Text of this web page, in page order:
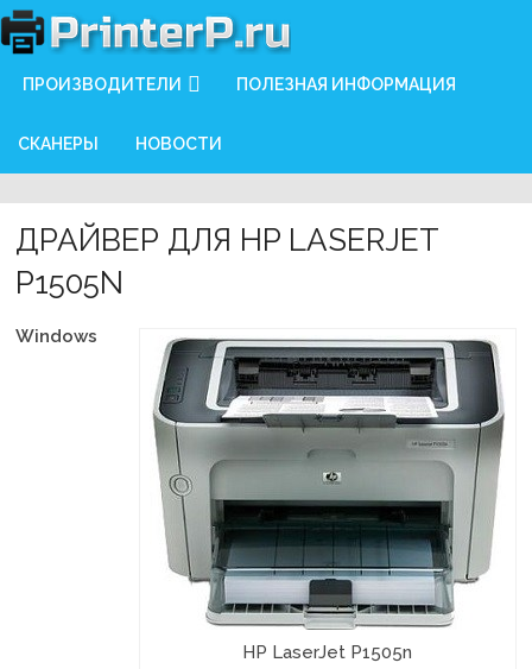
ПРОИЗВОДИТЕЛИ ПОЛЕЗНАЯ ИНФОРМАЦИЯ
СКАНЕРЫ НОВОСТИ
ДРАЙВЕР ДЛЯ HP LASERJET
P1505N
HP LaserJet P1505n
Windows